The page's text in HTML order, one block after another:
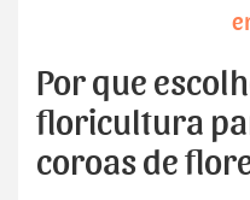
Por que
floricultura
coroas de